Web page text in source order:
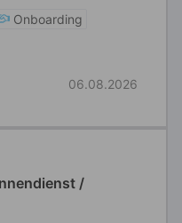
Onboarding
06.08.2026
/